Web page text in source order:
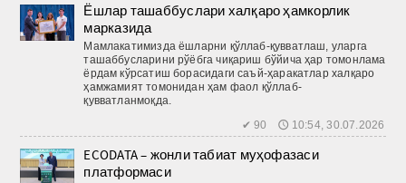
Ёшлар ташаббуслари халқаро ҳамкорлик
марказида
Мамлакатимизда ёшларни қўллаб-қувватлаш, уларга
ташаб­бусларини рўёбга чиқариш бўйича ҳар томонлама
ёрдам кўрсатиш борасидаги саъй-ҳаракатлар халқаро
ҳамжамият томонидан ҳам фаол қўллаб-
қувватланмоқда.
✔ 90 🕔 10:54, 30.07.2026
ECODATA – жонли табиат муҳофазаси
платформаси